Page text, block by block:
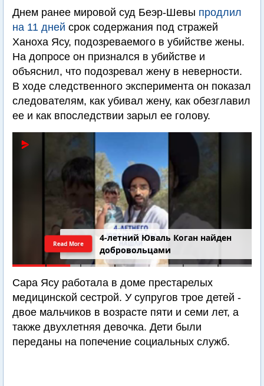
Днем ранее мировой суд Беэр-Шевы продлил
на 11 дней срок содержания под стражей
Ханоха Ясу, подозреваемого в убийстве жены.
На допросе он признался в убийстве и
объяснил, что подозревал жену в неверности.
В ходе следственного эксперимента он показал
следователям, как убивал жену, как обезглавил
ее и как впоследствии зарыл ее голову.
4-летний Юваль Коган найден
добровольцами
Read More
Сара Ясу работала в доме престарелых
медицинской сестрой. У супругов трое детей -
двое мальчиков в возрасте пяти и семи лет, а
также двухлетняя девочка. Дети были
переданы на попечение социальных служб.